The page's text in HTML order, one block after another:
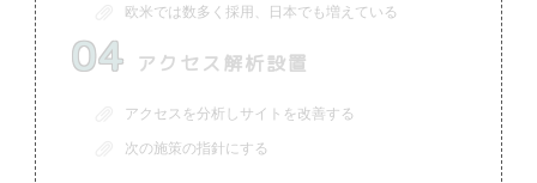
欧米では数多く採用、日本でも増えている
04 アクセス解析設置
アクセスを分析しサイトを改善する
次の施策の指針にする